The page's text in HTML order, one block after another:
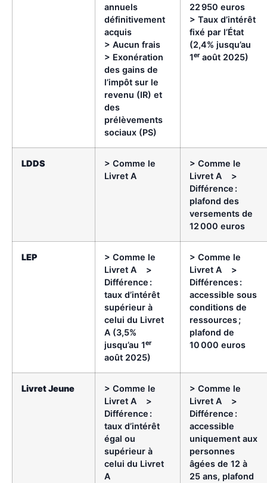
annuels
définitivement
acquis
> Aucun frais
> Exonération
des gains de
l’impôt sur le
revenu (IR) et
des
prélèvements
sociaux (PS)
22 950 euros
> Taux d’intérêt
fixé par l’État
(2,4% jusqu’au
1eraoût 2025)
LDDS
> Comme le
Livret A
> Comme le
Livret A >
Différence :
plafond des
versements de
12 000 euros
LEP
> Comme le
Livret A >
Différence :
taux d’intérêt
supérieur à
celui du Livret
A (3,5%
jusqu’au 1er
août 2025)
> Comme le
Livret A >
Différences :
accessible sous
conditions de
ressources ;
plafond de
10 000 euros
Livret Jeune
> Comme le
Livret A >
Différence :
taux d’intérêt
égal ou
supérieur à
celui du Livret
A
> Comme le
Livret A >
Différence :
accessible
uniquement aux
personnes
âgées de 12 à
25 ans, plafond